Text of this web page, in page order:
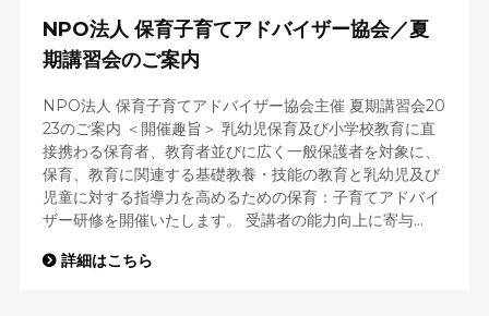
NPO法人 保育子育てアドバイザー協会／夏
期講習会のご案内
NPO法人 保育子育てアドバイザー協会主催 夏期講習会20
23のご案内 ＜開催趣旨＞ 乳幼児保育及び小学校教育に直
接携わる保育者、教育者並びに広く一般保護者を対象に、
保育、教育に関連する基礎教養・技能の教育と乳幼児及び
児童に対する指導力を高めるための保育：子育てアドバイ
ザー研修を開催いたします。 受講者の能力向上に寄与...
詳細はこちら